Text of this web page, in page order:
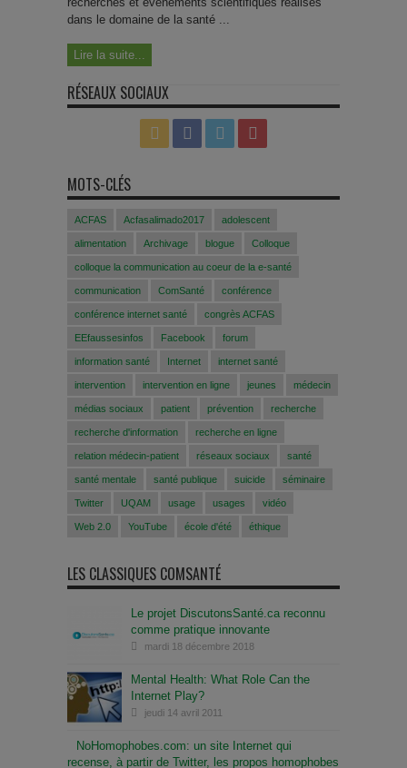
dans le domaine de la santé ...
Lire la suite...
RÉSEAUX SOCIAUX
MOTS-CLÉS
ACFAS Acfasalimado2017 adolescent
alimentation Archivage blogue Colloque
colloque la communication au coeur de la e-santé
communication ComSanté conférence
conférence internet santé congrès ACFAS
EEfaussesinfos Facebook forum
information santé Internet internet santé
intervention intervention en ligne jeunes médecin
médias sociaux patient prévention recherche
recherche d'information recherche en ligne
relation médecin-patient réseaux sociaux santé
santé mentale santé publique suicide séminaire
Twitter UQAM usage usages vidéo
Web 2.0 YouTube école d'été éthique
LES CLASSIQUES COMSANTÉ
Le projet DiscutonsSanté.ca reconnu
comme pratique innovante
mardi 18 décembre 2018
Mental Health: What Role Can the
Internet Play?
jeudi 14 avril 2011
NoHomophobes.com: un site Internet qui
recense, à partir de Twitter, les propos homophobes